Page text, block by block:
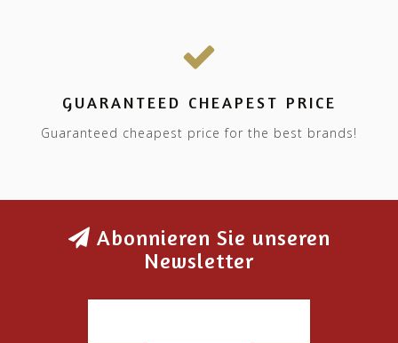
GUARANTEED CHEAPEST PRICE
Guaranteed cheapest price for the best brands!
Abonnieren Sie unseren
Newsletter